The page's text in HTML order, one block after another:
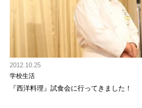
2012.10.25
学校生活
『西洋料理』試食会に行ってきました！